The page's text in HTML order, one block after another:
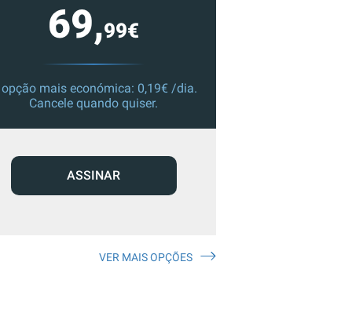
69,99€
mais económica: 0,19€ /dia.
Cancele quando quiser.
ASSINAR
VER MAIS OPÇÕES